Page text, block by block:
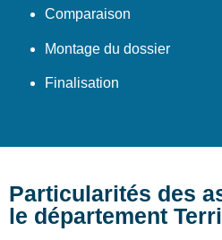
Comparaison
Montage du dossier
Finalisation
Particularités des
le département